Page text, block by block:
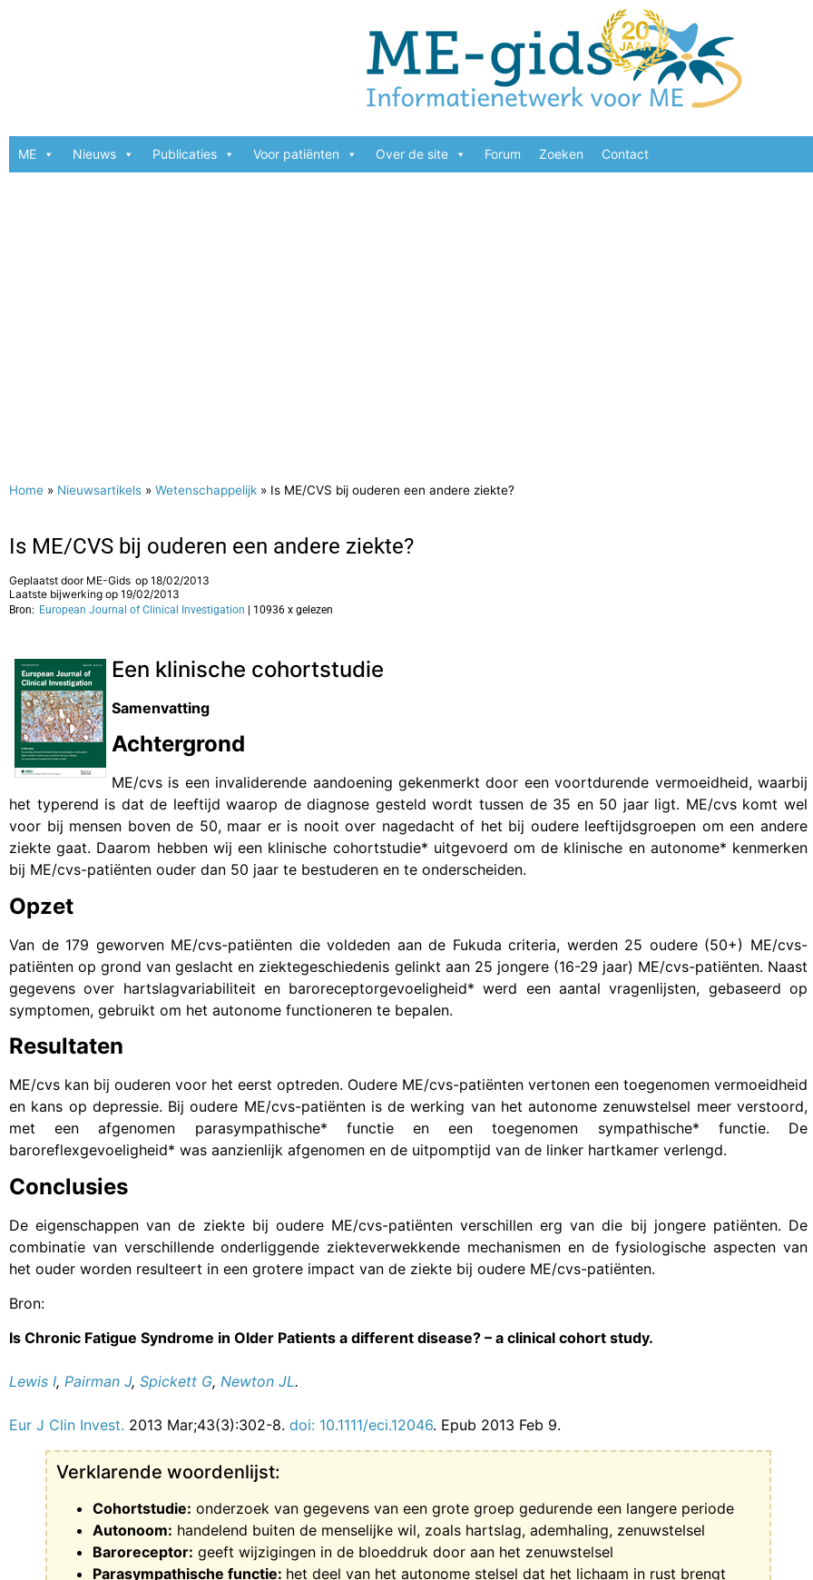
ME Nieuws Publicaties Voor patiënten Over de site Forum Zoeken Contact
Home » Nieuwsartikels » Wetenschappelijk » Is ME/CVS bij ouderen een andere ziekte?
Is ME/CVS bij ouderen een andere ziekte?
Geplaatst door ME-Gids op 18/02/2013
Laatste bijwerking op 19/02/2013
Bron: European Journal of Clinical Investigation | 10936 x gelezen
Een klinische cohortstudie
Samenvatting
Achtergrond
ME/cvs is een invaliderende aandoening gekenmerkt door een voortdurende vermoeidheid, waarbij
het typerend is dat de leeftijd waarop de diagnose gesteld wordt tussen de 35 en 50 jaar ligt. ME/cvs komt wel
voor bij mensen boven de 50, maar er is nooit over nagedacht of het bij oudere leeftijdsgroepen om een andere
ziekte gaat. Daarom hebben wij een klinische cohortstudie* uitgevoerd om de klinische en autonome* kenmerken
bij ME/cvs-patiënten ouder dan 50 jaar te bestuderen en te onderscheiden.
Opzet
Van de 179 geworven ME/cvs-patiënten die voldeden aan de Fukuda criteria, werden 25 oudere (50+) ME/cvs-
patiënten op grond van geslacht en ziektegeschiedenis gelinkt aan 25 jongere (16-29 jaar) ME/cvs-patiënten. Naast
gegevens over hartslagvariabiliteit en baroreceptorgevoeligheid* werd een aantal vragenlijsten, gebaseerd op
symptomen, gebruikt om het autonome functioneren te bepalen.
Resultaten
ME/cvs kan bij ouderen voor het eerst optreden. Oudere ME/cvs-patiënten vertonen een toegenomen vermoeidheid
en kans op depressie. Bij oudere ME/cvs-patiënten is de werking van het autonome zenuwstelsel meer verstoord,
met een afgenomen parasympathische* functie en een toegenomen sympathische* functie. De
baroreflexgevoeligheid* was aanzienlijk afgenomen en de uitpomptijd van de linker hartkamer verlengd.
Conclusies
De eigenschappen van de ziekte bij oudere ME/cvs-patiënten verschillen erg van die bij jongere patiënten. De
combinatie van verschillende onderliggende ziekteverwekkende mechanismen en de fysiologische aspecten van
het ouder worden resulteert in een grotere impact van de ziekte bij oudere ME/cvs-patiënten.
Bron:
Is Chronic Fatigue Syndrome in Older Patients a different disease? – a clinical cohort study.
Lewis I, Pairman J, Spickett G, Newton JL.
Eur J Clin Invest. 2013 Mar;43(3):302-8. doi: 10.1111/eci.12046. Epub 2013 Feb 9.
Verklarende woordenlijst:
Cohortstudie: onderzoek van gegevens van een grote groep gedurende een langere periode
Autonoom: handelend buiten de menselijke wil, zoals hartslag, ademhaling, zenuwstelsel
Baroreceptor: geeft wijzigingen in de bloeddruk door aan het zenuwstelsel
Parasympathische functie: het deel van het autonome stelsel dat het lichaam in rust brengt